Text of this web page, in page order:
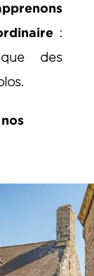
:
des